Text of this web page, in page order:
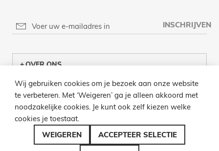
INSCHRIJVEN
OVER ONS
KLANTENCENTRUM
INFO
BEL ONS
Wij gebruiken cookies om je bezoek aan onze website
te verbeteren. Met ‘Weigeren’ ga je alleen akkoord met
noodzakelijke cookies. Je kunt ook zelf kiezen welke
cookies je toestaat.
WEIGEREN
ACCEPTEER SELECTIE